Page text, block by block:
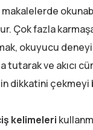
Çok fazla
okuyucu
tutarak ve akıcı
dikkatini çekmeyi
kelimeleri